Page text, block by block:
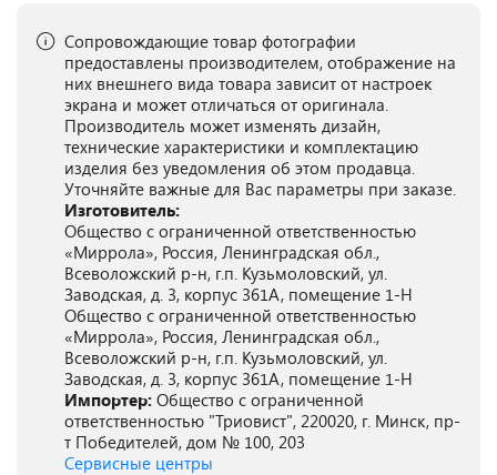
Сопровождающие товар фотографии
предоставлены производителем, отображение на
них внешнего вида товара зависит от настроек
экрана и может отличаться от оригинала.
Производитель может изменять дизайн,
технические характеристики и комплектацию
изделия без уведомления об этом продавца.
Уточняйте важные для Вас параметры при заказе.
Изготовитель:
Общество с ограниченной ответственностью
«Миррола», Россия, Ленинградская обл.,
Всеволожский р-н, г.п. Кузьмоловский, ул.
Заводская, д. 3, корпус 361А, помещение 1-Н
Общество с ограниченной ответственностью
«Миррола», Россия, Ленинградская обл.,
Всеволожский р-н, г.п. Кузьмоловский, ул.
Заводская, д. 3, корпус 361А, помещение 1-Н
Импортер: Общество с ограниченной
ответственностью "Триовист", 220020, г. Минск, пр-
т Победителей, дом № 100, 203
Сервисные центры